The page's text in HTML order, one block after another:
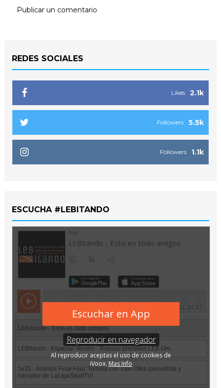
Publicar un comentario
REDES SOCIALES
2.1k
Likes
5.5k
Followers
1.1k
Followers
ESCUCHA #LEBITANDO